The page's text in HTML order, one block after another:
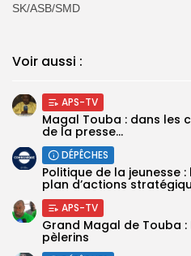
SK/ASB/SMD
Voir aussi :
APS-TV
Magal Touba : dans les
de la presse...
DÉPÊCHES
Politique de la jeunesse :
plan d’actions
APS-TV
Grand Magal de Touba :
pèlerins